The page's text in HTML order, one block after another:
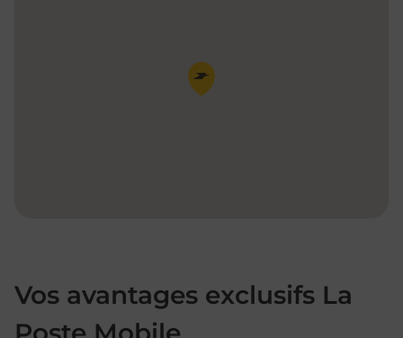
Pin de la carte
Vos avantages exclusifs La